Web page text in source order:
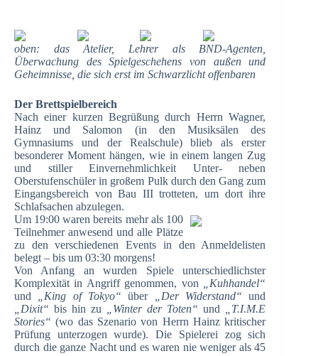
oben: das Atelier, Lehrer als BND-Agenten,
Überwachung des Spielgeschehens von außen und
Geheimnisse, die sich erst im Schwarzlicht offenbaren
Der Brettspielbereich
Nach einer kurzen Begrüßung durch Herrn Wagner,
Hainz und Salomon (in den Musiksälen des
Gymnasiums und der Realschule) blieb als erster
besonderer Moment hängen, wie in einem langen Zug
und stiller Einvernehmlichkeit Unter- neben
Oberstufenschüler in großem Pulk durch den Gang zum
Eingangsbereich von Bau III trotteten, um dort ihre
Schlafsachen abzulegen.
Um 19:00 waren bereits mehr als 100
Teilnehmer anwesend und alle Plätze
zu den verschiedenen Events in den Anmeldelisten
belegt – bis um 03:30 morgens!
Von Anfang an wurden Spiele unterschiedlichster
Komplexität in Angriff genommen, von
„Kuhhandel“
und
„King of Tokyo“ über „Der Widerstand“ und
„Dixit“ bis hin zu „Winter der Toten“ und
„T.I.M.E
Stories“ (wo das Szenario von Herrn Hainz kritischer
Prüfung unterzogen wurde). Die Spielerei zog sich
durch die ganze Nacht und es waren nie weniger als 45